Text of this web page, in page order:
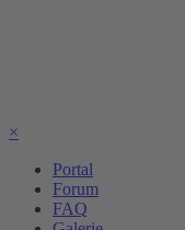
×
Portal
Forum
FAQ